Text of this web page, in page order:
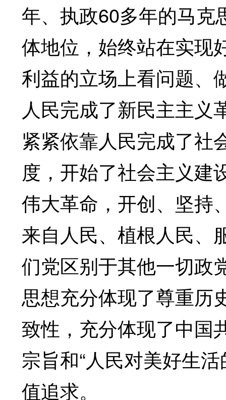
年、执政60多年的马克
体地位，始终站在实现
利益的立场上看问题、
人民完成了新民主主义
紧紧依靠人民完成了社
度，开始了社会主义建
伟大革命，开创、坚持
来自人民、植根人民、
们党区别于其他一切政
思想充分体现了尊重历
致性，充分体现了中国
宗旨和“人民对美好生
值追求。